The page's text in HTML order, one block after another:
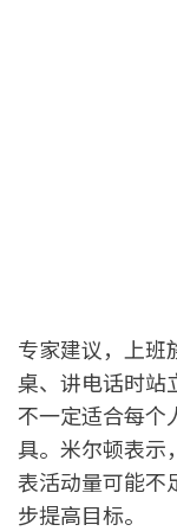
专家建议，上班
桌、讲电话时站
不一定适合每个
具。米尔顿表示
表活动量可能不
步提高目标。